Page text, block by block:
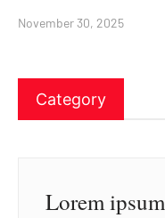
November 30, 2025
Category
Lorem